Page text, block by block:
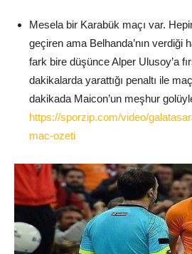
Mesela bir Karabük maçı var.
geçiren ama Belhanda’nın verdiği
fark bire düşünce Alper Ulusoy’a
dakikalarda yarattığı penaltı ile
dakikada Maicon’un meşhur
https://sporzip.com/video/
mac-ozeti